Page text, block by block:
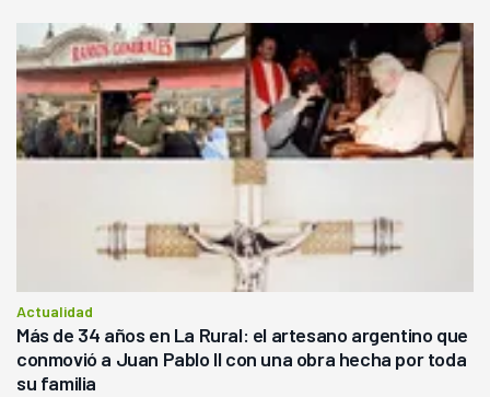
Actualidad
Más de 34 años en La Rural: el artesano argentino que
conmovió a Juan Pablo II con una obra hecha por toda
su familia